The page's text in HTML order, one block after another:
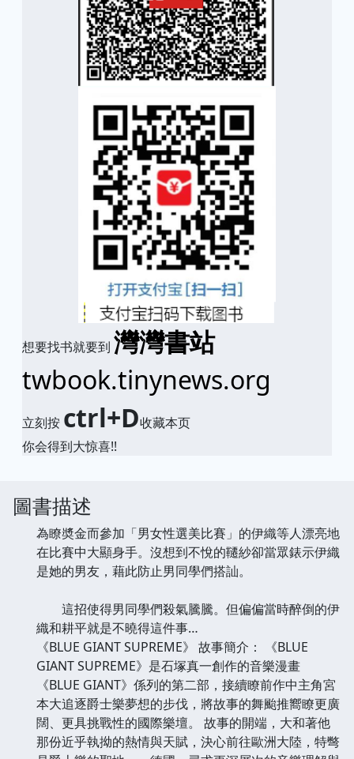
想要找书就要到 灣灣書站
twbook.tinynews.org
立刻按 ctrl+D收藏本页
你会得到大惊喜!!
圖書描述
為瞭奬金而參加「男女性選美比賽」的伊織等人漂亮地
在比賽中大顯身手。沒想到不悅的韆紗卻當眾錶示伊織
是她的男友，藉此防止男同學們搭訕。
這招使得男同學們殺氣騰騰。但偏偏當時醉倒的伊
織和耕平就是不曉得這件事…
《BLUE GIANT SUPREME》 故事簡介： 《BLUE
GIANT SUPREME》是石塚真一創作的音樂漫畫
《BLUE GIANT》係列的第二部，接續瞭前作中主角宮
本大追逐爵士樂夢想的步伐，將故事的舞颱推嚮瞭更廣
闊、更具挑戰性的國際樂壇。 故事的開端，大和著他
那份近乎執拗的熱情與天賦，決心前往歐洲大陸，特彆